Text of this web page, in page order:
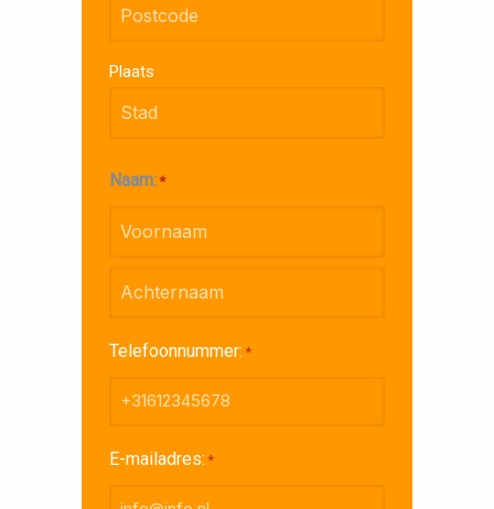
Plaats
Naam: *
Achternaam
Telefoonnummer: *
E-mailadres: *